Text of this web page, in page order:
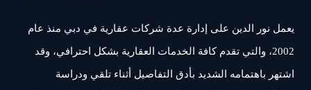
يعمل نور الدين على إدارة عدة شركات عقارية في دبي منذ عام
2002، والتي تقدم كافة الخدمات العقارية بشكل احترافي، وقد
اشتهر باهتمامه الشديد بأدق التفاصيل أثناء تلقي ودراسة